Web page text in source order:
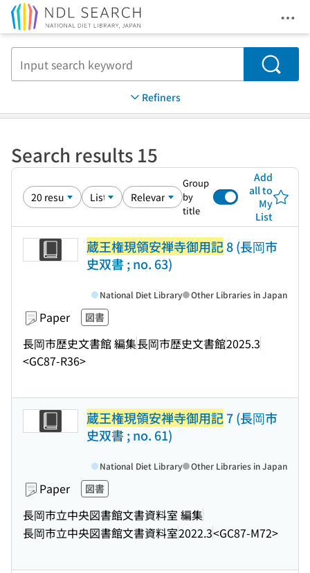
Search
Refiners
Search results 15
Group
by
title
Add
all to
My
List
蔵王権現領安禅寺御用記8 (長岡市
史双書 ; no. 63)
Paper 図書
長岡市歴史文書館 編集長岡市歴史文書館2025.3
<GC87-R36>
National Diet Library Other Libraries in Japan
蔵王権現領安禅寺御用記7 (長岡市
史双書 ; no. 61)
Paper 図書
長岡市立中央図書館文書資料室 編集
長岡市立中央図書館文書資料室2022.3<GC87-M72>
National Diet Library Other Libraries in Japan